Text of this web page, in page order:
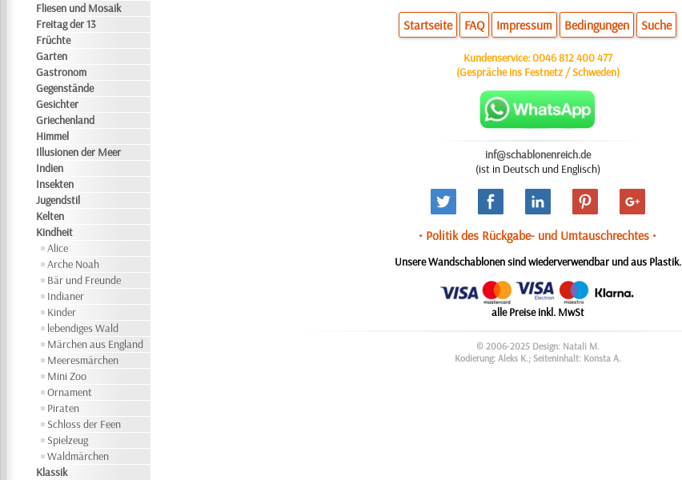
Fliesen und Mosaik
Freitag der 13
Früchte
Garten
Gastronom
Gegenstände
Gesichter
Griechenland
Himmel
Illusionen der Meer
Indien
Insekten
Jugendstil
Kelten
Kindheit
Alice
Arche Noah
Bär und Freunde
Indianer
Kinder
lebendiges Wald
Märchen aus England
Meeresmärchen
Mini Zoo
Ornament
Piraten
Schloss der Feen
Spielzeug
Waldmärchen
Klassik
Startseite FAQ Impressum Bedingungen Suche
Kundenservice:0046 812 400 477
(Gespräche ins Festnetz / Schweden)
inf@schablonenreich.de
(ist in Deutsch und Englisch)
• Politik des Rückgabe- und Umtauschrechtes •
Unsere Wandschablonen sind wiederverwendbar und aus Plastik.
alle Preise inkl. MwSt
© 2006-2025 Design: Natali M.
Kodierung: Aleks K.; Seiteninhalt: Konsta A.